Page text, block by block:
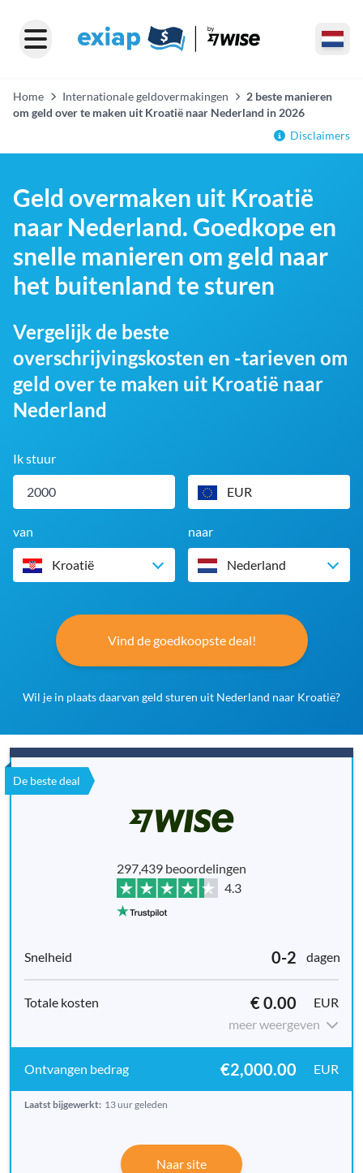
Home Internationale geldovermakingen
2 beste manieren
om geld over te maken uit Kroatië naar Nederland in 2026
Disclaimers
Geld overmaken uit Kroatië
naar Nederland. Goedkope en
snelle manieren om geld naar
het buitenland te sturen
Vergelijk de beste
overschrijvingskosten en -tarieven om
geld over te maken uit Kroatië naar
Nederland
Ik stuur
EUR
van
Kroatië
naar
Nederland
Vind de goedkoopste deal!
Wil je in plaats daarvan geld sturen uit Nederland naar Kroatië?
De beste deal
297,439 beoordelingen
4.3
0-2 dagen
€ 0.00
EUR
meer weergeven
€2,000.00 EUR
Laatst bijgewerkt: 13 uur geleden
Naar site